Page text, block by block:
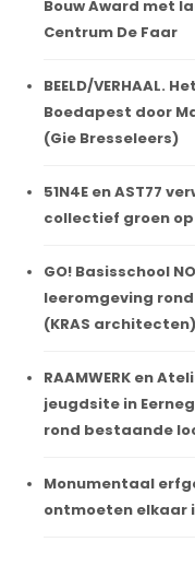
Bouw Award met
Centrum De Faar
BEELD/VERHAAL.
Boedapest door
(Gie Bresseleers)
51N4E en AST77
collectief groen
GO! Basisschool
leeromgeving
(KRAS architecten)
RAAMWERK en
jeugdsite in
rond bestaande
Monumentaal
ontmoeten elkaar